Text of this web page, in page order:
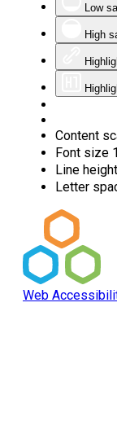
Low
High
Content
Font size
Line height
Letter
Web